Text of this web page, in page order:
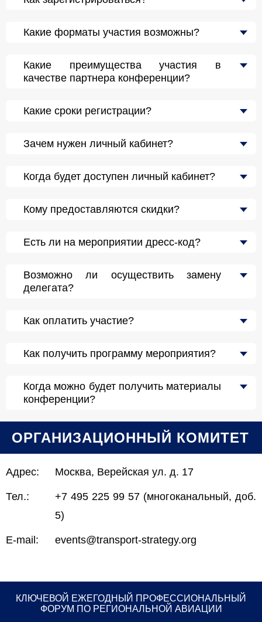
Какие форматы участия возможны?
Какие преимущества участия в
качестве партнера конференции?
Какие сроки регистрации?
Зачем нужен личный кабинет?
Когда будет доступен личный кабинет?
Кому предоставляются скидки?
Есть ли на мероприятии дресс-код?
Возможно ли осуществить замену
делегата?
Как оплатить участие?
Как получить программу мероприятия?
Когда можно будет получить материалы
конференции?
ОРГАНИЗАЦИОННЫЙ КОМИТЕТ
Адрес: Москва, Верейская ул. д. 17
Тел.:
+7 495 225 99 57 (многоканальный, доб.
5)
E-mail: events@transport-strategy.org
КЛЮЧЕВОЙ ЕЖЕГОДНЫЙ ПРОФЕССИОНАЛЬНЫЙ
ФОРУМ ПО РЕГИОНАЛЬНОЙ АВИАЦИИ